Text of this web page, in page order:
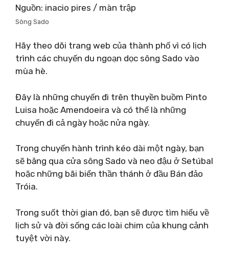
Nguồn: inacio pires / màn trập
Sông Sado
Hãy theo dõi trang web của thành phố vì có lịch
trình các chuyến du ngoạn dọc sông Sado vào
mùa hè.
Đây là những chuyến đi trên thuyền buồm Pinto
Luisa hoặc Amendoeira và có thể là những
chuyến đi cả ngày hoặc nửa ngày.
Trong chuyến hành trình kéo dài một ngày, bạn
sẽ băng qua cửa sông Sado và neo đậu ở Setúbal
hoặc những bãi biển thần thánh ở đầu Bán đảo
Tróia.
Trong suốt thời gian đó, bạn sẽ được tìm hiểu về
lịch sử và đời sống các loài chim của khung cảnh
tuyệt vời này.